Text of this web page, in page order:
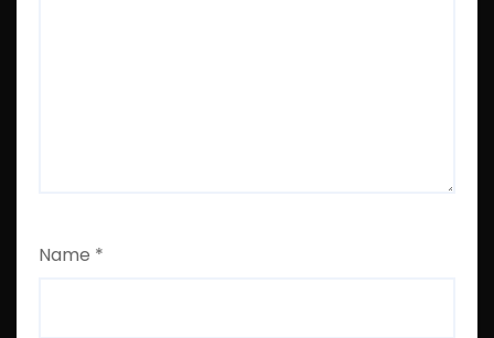
Name *